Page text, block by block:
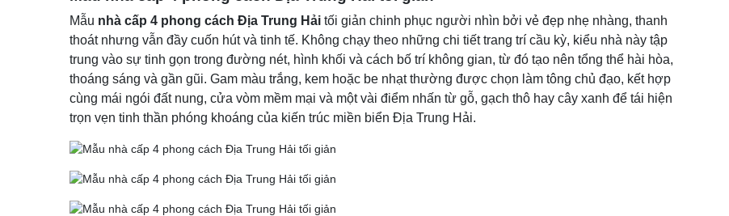
Mẫu nhà cấp 4 phong cách Địa Trung Hải tối giản chinh phục người nhìn bởi vẻ đẹp nhẹ nhàng, thanh
thoát nhưng vẫn đầy cuốn hút và tinh tế. Không chạy theo những chi tiết trang trí cầu kỳ, kiểu nhà này tập
trung vào sự tinh gọn trong đường nét, hình khối và cách bố trí không gian, từ đó tạo nên tổng thể hài hòa,
thoáng sáng và gần gũi. Gam màu trắng, kem hoặc be nhạt thường được chọn làm tông chủ đạo, kết hợp
cùng mái ngói đất nung, cửa vòm mềm mại và một vài điểm nhấn từ gỗ, gạch thô hay cây xanh để tái hiện
trọn vẹn tinh thần phóng khoáng của kiến trúc miền biển Địa Trung Hải.